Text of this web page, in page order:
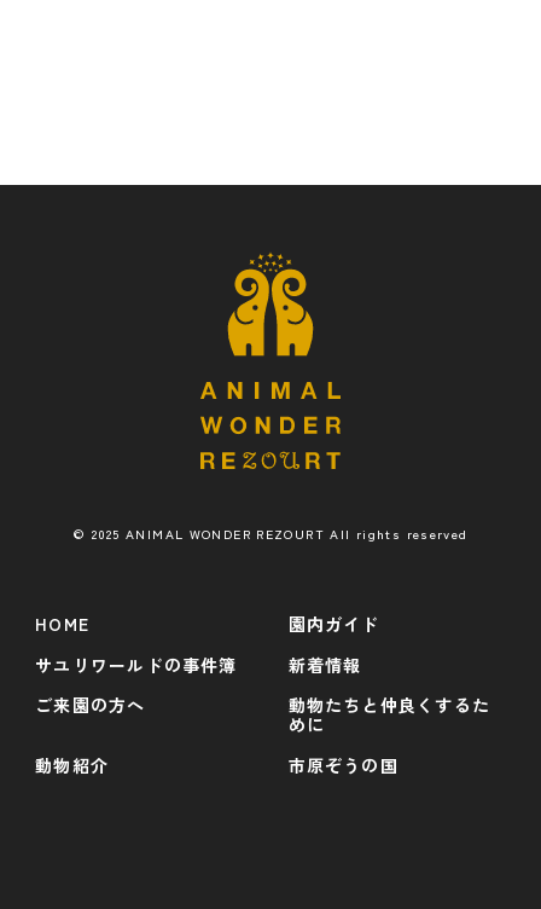
© 2025 ANIMAL WONDER REZOURT All rights reserved
HOME
園内ガイド
サユリワールドの事件簿
新着情報
ご来園の方へ
動物たちと仲良くするた
めに
動物紹介
市原ぞうの国